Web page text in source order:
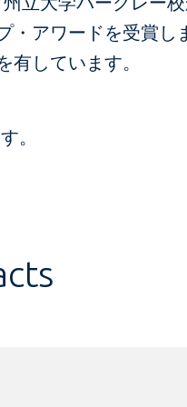
アワードを受賞し
有しています。​
。